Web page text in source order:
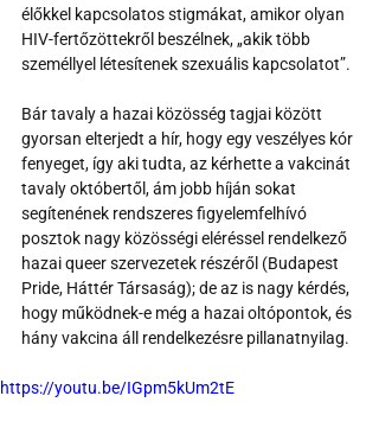
élőkkel kapcsolatos stigmákat, amikor olyan
HIV-fertőzöttekről beszélnek, „akik több
személlyel létesítenek szexuális kapcsolatot”.
Bár tavaly a hazai közösség tagjai között
gyorsan elterjedt a hír, hogy egy veszélyes kór
fenyeget, így aki tudta, az kérhette a vakcinát
tavaly októbertől, ám jobb híján sokat
segítenének rendszeres figyelemfelhívó
posztok nagy közösségi eléréssel rendelkező
hazai queer szervezetek részéről (Budapest
Pride, Háttér Társaság); de az is nagy kérdés,
hogy működnek-e még a hazai oltópontok, és
hány vakcina áll rendelkezésre pillanatnyilag.
https://youtu.be/IGpm5kUm2tE